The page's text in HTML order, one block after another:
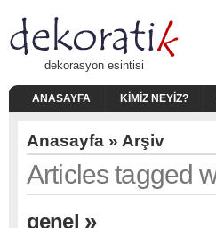
dekorasyon esintisi
ANASAYFA KIMIZ NEYIZ?
Anasayfa » Arşiv
Articles tagged
genel »